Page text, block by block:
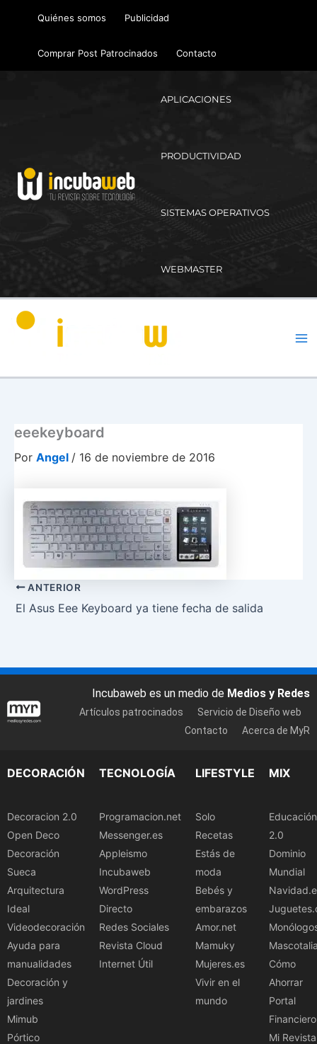
Quiénes somos Publicidad
Comprar Post Patrocinados Contacto
APLICACIONES
PRODUCTIVIDAD
SISTEMAS OPERATIVOS
WEBMASTER
eeekeyboard
Por Angel / 16 de noviembre de 2016
ANTERIOR
El Asus Eee Keyboard ya tiene fecha de salida
Incubaweb es un medio de Medios y Redes
Artículos patrocinados
Servicio de Diseño web
Contacto
Acerca de MyR
DECORACIÓN
Decoracion 2.0
Open Deco
Decoración
Sueca
Arquitectura
Ideal
Videodecoración
Ayuda para
manualidades
Decoración y
jardines
Mimub
Pórtico
TECNOLOGÍA
Programacion.net
Messenger.es
Appleismo
Incubaweb
WordPress
Directo
Redes Sociales
Revista Cloud
Internet Útil
LIFESTYLE
Solo
Recetas
Estás de
moda
Bebés y
embarazos
Amor.net
Mamuky
Mujeres.es
Vivir en el
mundo
MIX
Educación
2.0
Dominio
Mundial
Cómo
Ahorrar
Portal
Financiero
Mi Revista